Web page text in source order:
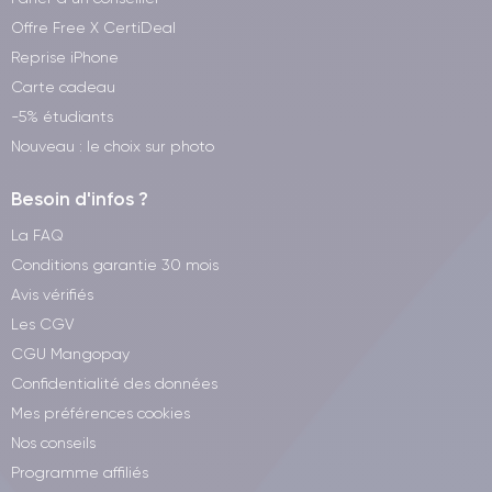
iOS, en garantissant une connexion rapide et sécurisée.
Caractéristiques techniques de l'iPhone
13 mini
Voyons maintenant les caractéristiques techniques de
Performances de l'iPhone 13 mini
L'iPhone 13 mini offre des performances élevées grâce au
processeur A15 Bionic
une faible consommation d'énergie.
L'appareil est disponible en différentes capacités de stockage
interne, notamment 128 Go, 256 Go et 512 Go, ce qui vous
Offre Free X CertiDeal
Reprise iPhone
Carte cadeau
-5% étudiants
Nouveau : le choix sur photo
Besoin d'infos ?
La FAQ
Conditions garantie 30 mois
Avis vérifiés
Les CGV
CGU Mangopay
Confidentialité des données
Mes préférences cookies
Nos conseils
Programme affiliés